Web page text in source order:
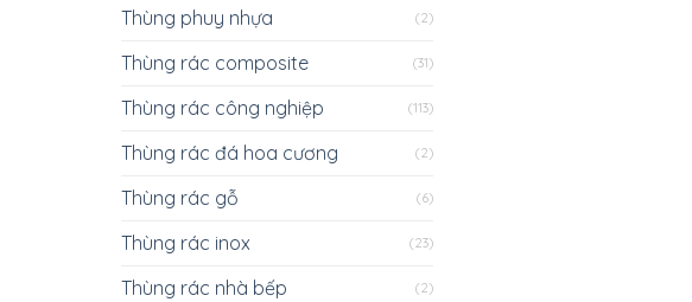
Thùng phuy nhựa (2)
Thùng rác composite (31)
Thùng rác công nghiệp (113)
Thùng rác đá hoa cương (2)
Thùng rác gỗ (6)
Thùng rác inox (23)
Thùng rác nhà bếp (2)